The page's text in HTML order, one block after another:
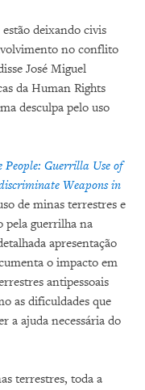
deixando civis
no conflito
José Miguel
da Human Rights
desculpa pelo uso
Guerrilla Use of
Weapons in
de minas terrestres e
pela guerrilha na
apresentação
o impacto em
antipessoais
as dificuldades que
a ajuda necessária do
terrestres, toda a